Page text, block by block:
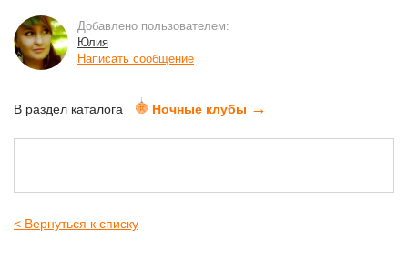
Добавлено пользователем:
Юлия
Написать сообщение
В раздел каталога Ночные клубы →
< Вернуться к списку